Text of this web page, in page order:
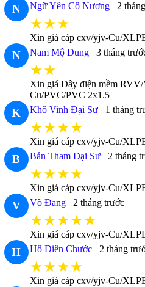
N Ngữ Yên Cô Nương 2
★★★
Xin giá cáp cxv/yjv-Cu/
N Nam Mộ Dung 3 tháng
★★
Xin giá Dây điện mềm
Cu/PVC/PVC 2x1.5
K Khô Vinh Đại Sư 1 tháng
★★★★
Xin giá cáp cxv/yjv-Cu/
B Bản Tham Đại Sư 2 tháng
★★★★
Xin giá cáp cxv/yjv-Cu/
V Võ Đang 2 tháng trước
★★★★★
Xin giá cáp cxv/yjv-Cu/
H Hô Diên Chước 2 tháng
★★★★
Xin giá cáp cxv/yjv-Cu/